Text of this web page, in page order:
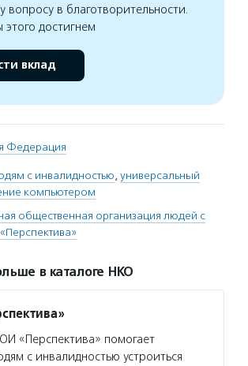
вопросу в благотворительности.
этого достигнем
вклад
Федерация
с инвалидностью, универсальный
компьютером
общественная организация людей с
в каталоге НКО
«Перспектива» помогает
с инвалидностью устроиться